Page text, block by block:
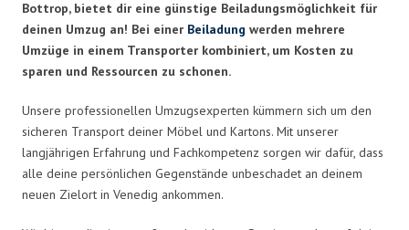
Bottrop, bietet dir eine günstige Beiladungsmöglichkeit für
deinen Umzug an! Bei einer Beiladung werden mehrere
Umzüge in einem Transporter kombiniert, um Kosten zu
sparen und Ressourcen zu schonen.
Unsere professionellen Umzugsexperten kümmern sich um den
sicheren Transport deiner Möbel und Kartons. Mit unserer
langjährigen Erfahrung und Fachkompetenz sorgen wir dafür, dass
alle deine persönlichen Gegenstände unbeschadet an deinem
neuen Zielort in Venedig ankommen.